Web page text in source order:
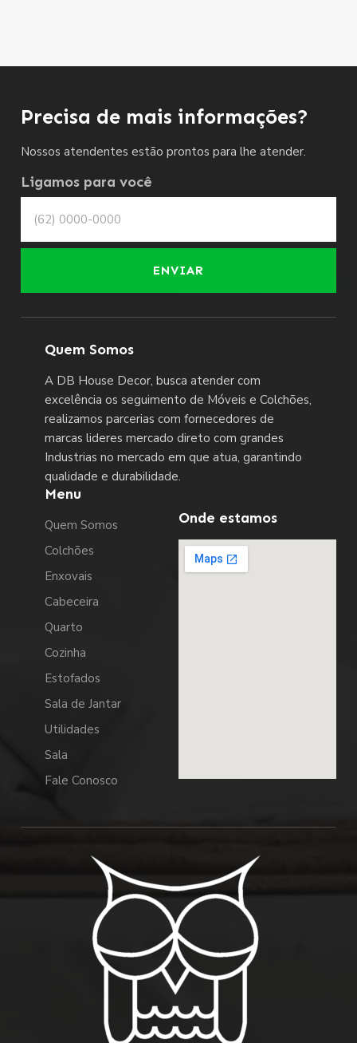
Precisa de mais informações?
Nossos atendentes estão prontos para lhe atender.
Ligamos para você
ENVIAR
Quem Somos
A DB House Decor, busca atender com
excelência os seguimento de Móveis e Colchões,
realizamos parcerias com fornecedores de
marcas lideres mercado direto com grandes
Industrias no mercado em que atua, garantindo
qualidade e durabilidade.
Menu
Quem Somos
Colchões
Enxovais
Cabeceira
Quarto
Cozinha
Estofados
Sala de Jantar
Utilidades
Sala
Fale Conosco
Onde estamos